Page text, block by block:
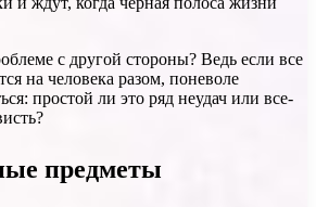
с другой стороны? Ведь если все
на человека разом, поневоле
простой ли это ряд неудач или все-
предметы